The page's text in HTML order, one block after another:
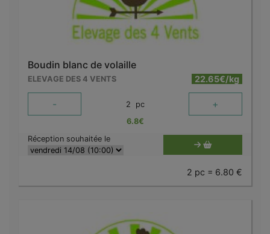
Boudin blanc de volaille
ELEVAGE DES 4 VENTS 22.65€/kg
- 2 pc +
6.8€
Réception souhaitée le
2 pc = 6.80 €